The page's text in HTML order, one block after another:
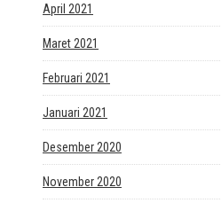
April 2021
Maret 2021
Februari 2021
Januari 2021
Desember 2020
November 2020